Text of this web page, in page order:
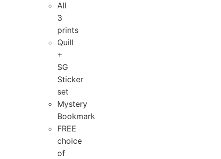
⁠All
3
prints⁠
⁠Quill
+
SG
Sticker
set
⁠Mystery
Bookmark
⁠FREE
choice
of